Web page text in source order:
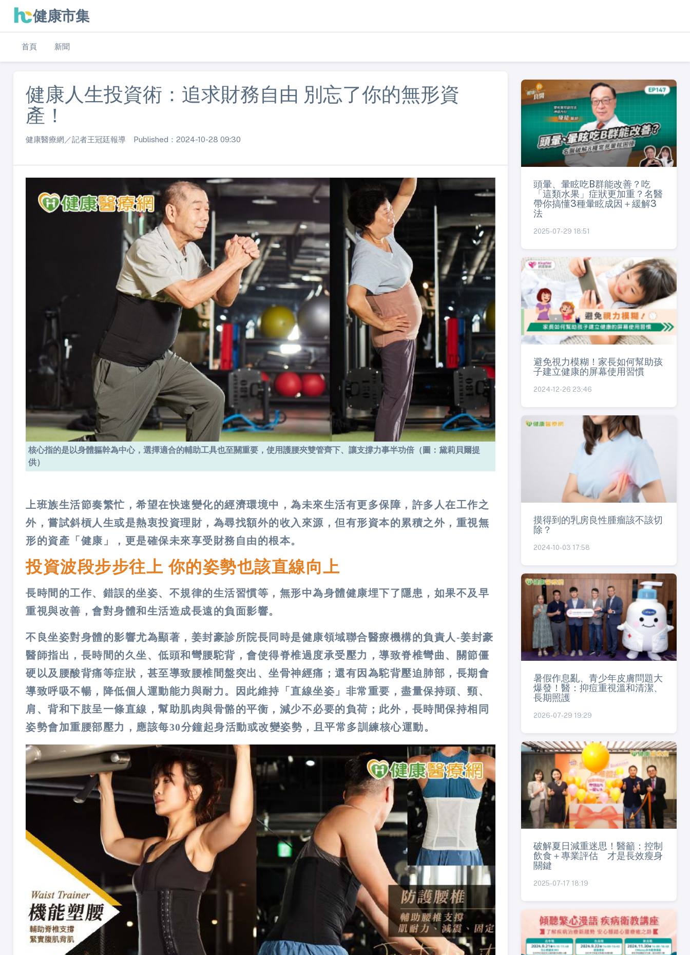
健康市集
首頁 新聞
健康人生投資術：追求財務自由 別忘了你的無形資
產！
健康醫療網／記者王冠廷報導 Published：2024-10-28 09:30
核心指的是以身體軀幹為中心，選擇適合的輔助工具也至關重要，使用護腰夾雙管齊下、讓支撐力事半功倍（圖：黛莉貝爾提
供）
上班族生活節奏繁忙，希望在快速變化的經濟環境中，為未來生活有更多保障，許多人在工作之
外，嘗試斜槓人生或是熱衷投資理財，為尋找額外的收入來源，但有形資本的累積之外，重視無
形的資產「健康」，更是確保未來享受財務自由的根本。
投資波段步步往上 你的姿勢也該直線向上
長時間的工作、錯誤的坐姿、不規律的生活習慣等，無形中為身體健康埋下了隱患，如果不及早
重視與改善，會對身體和生活造成長遠的負面影響。
不良坐姿對身體的影響尤為顯著，姜封豪診所院長同時是健康領域聯合醫療機構的負責人-姜封豪
醫師指出，長時間的久坐、低頭和彎腰駝背，會使得脊椎過度承受壓力，導致脊椎彎曲、關節僵
硬以及腰酸背痛等症狀，甚至導致腰椎間盤突出、坐骨神經痛；還有因為駝背壓迫肺部，長期會
導致呼吸不暢，降低個人運動能力與耐力。因此維持「直線坐姿」非常重要，盡量保持頭、頸、
肩、背和下肢呈一條直線，幫助肌肉與骨骼的平衡，減少不必要的負荷；此外，長時間保持相同
姿勢會加重腰部壓力，應該每30分鐘起身活動或改變姿勢，且平常多訓練核心運動。
頭暈、暈眩吃B群能改善？吃
「這類水果」症狀更加重？名醫
帶你搞懂3種暈眩成因＋緩解3
法
2025-07-29 18:51
避免視力模糊！家長如何幫助孩
子建立健康的屏幕使用習慣
2024-12-26 23:46
摸得到的乳房良性腫瘤該不該切
除？
2024-10-03 17:58
暑假作息亂、青少年皮膚問題大
爆發！醫：抑痘重視溫和清潔、
長期照護
2026-07-29 19:29
破解夏日減重迷思！醫籲：控制
飲食＋專業評估 才是長效瘦身
關鍵
2025-07-17 18:19